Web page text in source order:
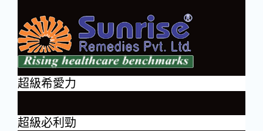
超級希愛力
超級必利勁